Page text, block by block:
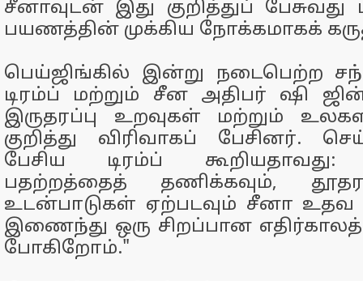
சீனாவுடன் இது குறித்துப்
பயணத்தின் முக்கிய நோக்கமாகக்
பெய்ஜிங்கில் இன்று நடைபெற்ற
டிரம்ப் மற்றும் சீன அதிபர் ஷி
இருதரப்பு உறவுகள் மற்றும்
குறித்து விரிவாகப் பேசினர்.
பேசிய டிரம்ப் கூறியதாவது:
பதற்றத்தைத் தணிக்கவும்,
உடன்பாடுகள் ஏற்படவும் சீனா
இணைந்து ஒரு சிறப்பான
போகிறோம்."